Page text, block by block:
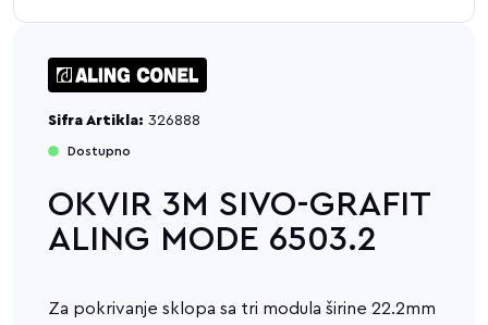
Sifra Artikla: 326888
Dostupno
OKVIR 3M SIVO-GRAFIT
ALING MODE 6503.2
Za pokrivanje sklopa sa tri modula širine 22.2mm